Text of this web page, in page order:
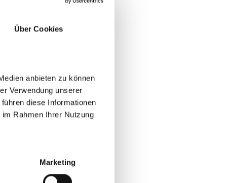
Über Cookies
anbieten zu können
Verwendung unserer
diese Informationen
Rahmen Ihrer Nutzung
Marketing